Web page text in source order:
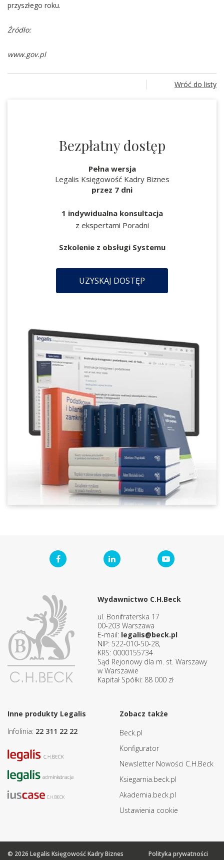
przyszłego roku.
Źródło:
www.gov.pl
Wróć do listy
Bezpłatny dostęp
Pełna wersja
Legalis Księgowość Kadry Biznes
przez 7 dni
1 indywidualna konsultacja
z ekspertami Poradni
Szkolenie z obsługi Systemu
UZYSKAJ DOSTĘP
Wydawnictwo C.H.Beck
ul. Bonifraterska 17
00-203 Warszawa
E-mail: legalis@beck.pl
NIP: 522-010-50-28,
KRS: 0000155734
Sąd Rejonowy dla m. st. Warszawy
w Warszawie
Kapitał Spółki: 88 000 zł
Inne produkty Legalis
Infolinia: 22 311 22 22
Zobacz także
Beck.pl
Konfigurator
Newsletter Nowości C.H.Beck
Ksiegarnia.beck.pl
Akademia.beck.pl
Ustawienia cookie
© 2026 Legalis Księgowość Kadry Biznes Polityka prywatności